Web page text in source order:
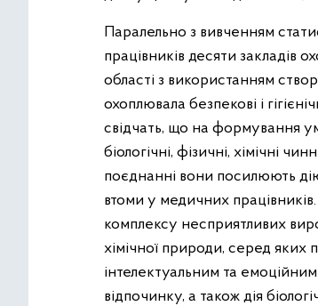
Паралельно з вивченням
працівників десяти закладів
області з використанням
охоплювала безпекові і
свідчать, що на формування
біологічні, фізичні, хімічні
поєднанні вони посилюють
втоми у медичних
комплексу несприятливих
хімічної природи, серед яких
інтелектуальним та
відпочинку, а також дія